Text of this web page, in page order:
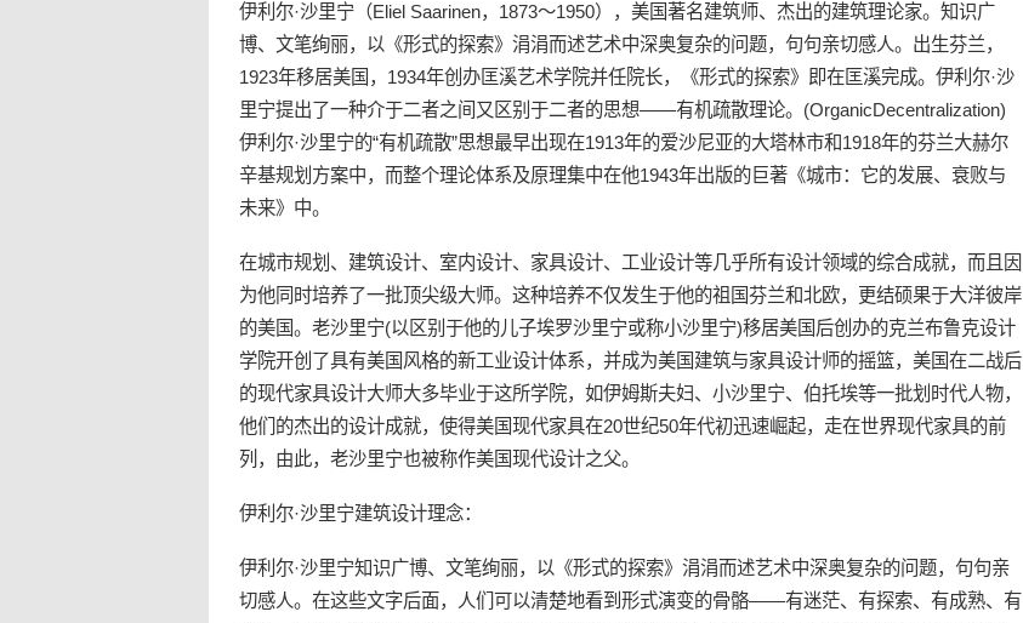
伊利尔·沙里宁（Eliel Saarinen，1873～1950）， 美国著名建筑师、杰出的建筑理论家。知识广
博、文笔绚丽，以《形式的探索》涓涓而述艺术中深奥复杂的问题，句句亲切感人。出生芬兰，
1923年移居美国 ，1934年创办匡溪艺术学院并任院长，《形式的探索》即在匡溪完成。伊利尔·沙
里宁提出了一种介于二者之间又区别于二者的思想――有机疏散理论。(OrganicDecentralization)
伊利尔·沙里宁的“有机疏散”思想最早出现在1913年的爱沙尼亚的大塔林市和1918年的芬兰大赫尔
辛基规划方案中，而整个理论体系及原理集中在他1943年出版的巨著《城市：它的发展、衰败与
未来》中。
在城市规划、 建筑设计、室内设计、家具设计、工业设计等几乎所有设计领域的综合成就，而且因
为他同时培养了一批顶尖级大师。这种培养不仅发生于他的祖国芬兰和北欧，更结硕果于大洋彼岸
的美国。老沙里宁(以区别于他的儿子埃罗沙里宁或称小沙里宁)移居美国后创办的克兰布鲁克设计
学院开创了具有美国风格的新工业设计体系，并成为美国建筑与家具设计师的摇篮，美国在二战后
的现代家具设计大师大多毕业于这所学院，如伊姆斯夫妇、小沙里宁、伯托埃等一批划时代人物，
他们的杰出的设计成就，使得美国现代家具在20世纪50年代初迅速崛起，走在世界现代家具的前
列，由此，老沙里宁也被称作美国现代设计之父。
伊利尔·沙里宁建筑设计理念：
伊利尔·沙里宁知识广博、文笔绚丽，以《形式的探索》涓涓而述艺术中深奥复杂的问题，句句亲
切感人。在这些文字后面，人们可以清楚地看到形式演变的骨骼——有迷茫、有探索、有成熟、有